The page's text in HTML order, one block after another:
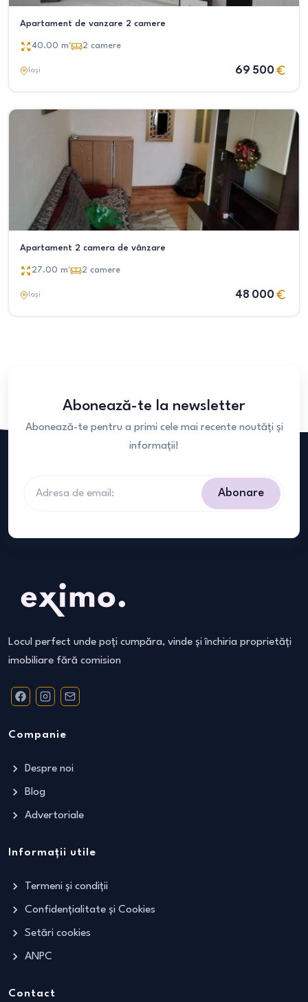
Apartament de vanzare 2 camere
40.00 m² 2 camere
Iași 69 500
Apartament 2 camera de vânzare
27.00 m² 2 camere
Iași 48 000
Abonează-te la newsletter
Abonează-te pentru a primi cele mai recente noutăți și
informații!
Abonare
Locul perfect unde poți cumpăra, vinde și închiria proprietăți
imobiliare fără comision
Companie
Despre noi
Blog
Advertoriale
Informații utile
Termeni și condiții
Confidențialitate și Cookies
Setări cookies
ANPC
Contact